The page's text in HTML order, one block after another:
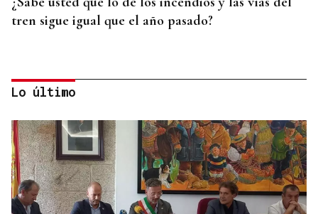
tren sigue igual que el año pasado?
Lo último